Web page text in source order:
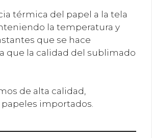
térmica del papel a la tela
la temperatura y
que se hace
que la calidad del sublimado
de alta calidad,
importados.